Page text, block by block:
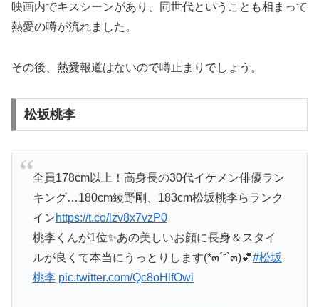
映画内でキスシーンがあり、同世代ということも相まって
熱愛の噂が流れました。
その後、熱愛報道はないので噂止まりでしょう。
松坂桃李
全員178cm以上！高身長の30代イケメン俳優ラン
キング…180cm綾野剛、183cm松坂桃李らランク
インhttps://t.co/lzv8x7vzP0
桃李くんが1位✨あの美しいお顔に長身＆スタイ
ルが良くて本当にうっとりします(*๓´˘`๓)︎💕︎#松坂
桃李 pic.twitter.com/Qc8oHlfOwi